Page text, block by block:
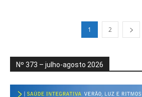
1 2
Nº 373 – julho-agosto 2026